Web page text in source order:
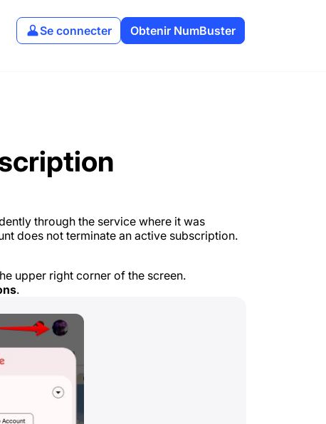
Se connecter Obtenir NumBuster
through the service where it was
does not terminate an active subscription.
upper right corner of the screen.
.